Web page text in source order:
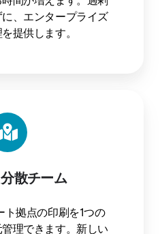
、エンタープライズ
提供します。
散チーム
ト拠点の印刷を1つの
理できます。新しい